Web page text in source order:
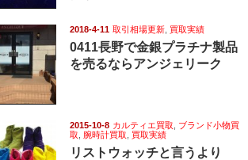
2018-4-11 取引相場更新 買取実績
0411長野で金銀プラチナ製品
を売るならアンジェリーク
2015-10-8 カルティエ買取
ブランド小物買
取
腕時計買取 買取実績
リストウォッチと言うより